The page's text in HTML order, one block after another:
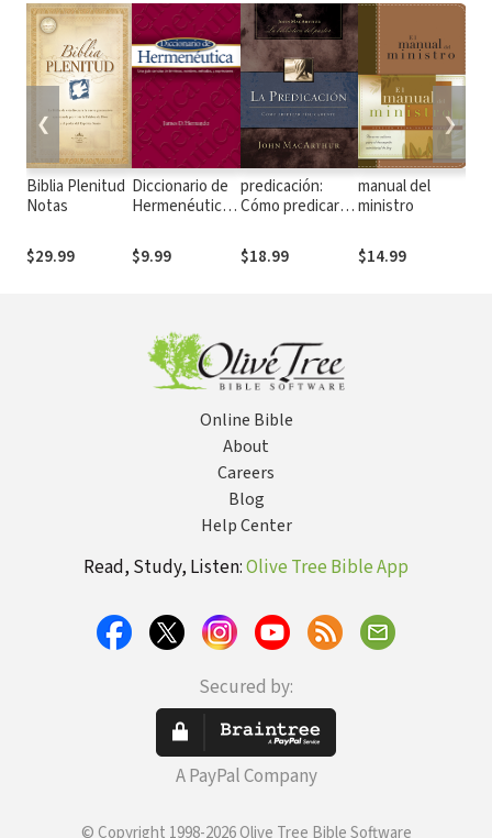
Biblia Plenitud
Notas
$29.99
Diccionario de
Hermenéutica:
concisa de
términos,
$9.99
predicación:
Cómo predicar
$18.99
manual del
ministro
$14.99
❮ ❯
Online Bible
About
Careers
Blog
Help Center
Read, Study, Listen:Olive Tree Bible App
Secured by:
A PayPal Company
© Copyright 1998-2026 Olive Tree Bible Software